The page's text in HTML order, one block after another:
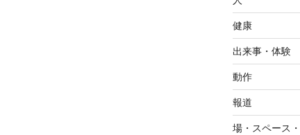
健康
出来事・体験
動作
報道
場・スペース